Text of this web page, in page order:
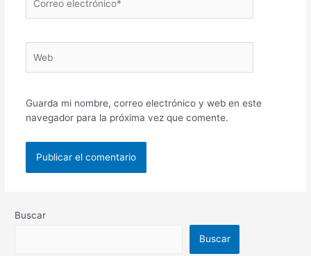
electrónico*
Guarda mi nombre, correo electrónico y web en este
navegador para la próxima vez que comente.
Buscar
Buscar